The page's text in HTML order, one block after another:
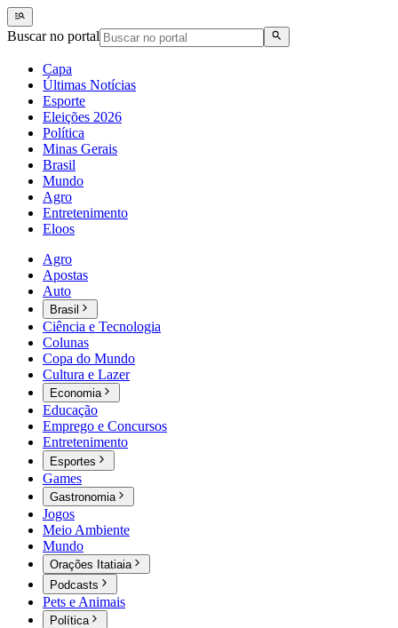
Buscar no portal
Capa
Últimas Notícias
Esporte
Eleições 2026
Política
Minas Gerais
Brasil
Mundo
Agro
Entretenimento
Eloos
Agro
Apostas
Auto
Brasil
Ciência e Tecnologia
Colunas
Copa do Mundo
Cultura e Lazer
Economia
Educação
Emprego e Concursos
Entretenimento
Esportes
Games
Gastronomia
Jogos
Meio Ambiente
Mundo
Orações Itatiaia
Podcasts
Pets e Animais
Política